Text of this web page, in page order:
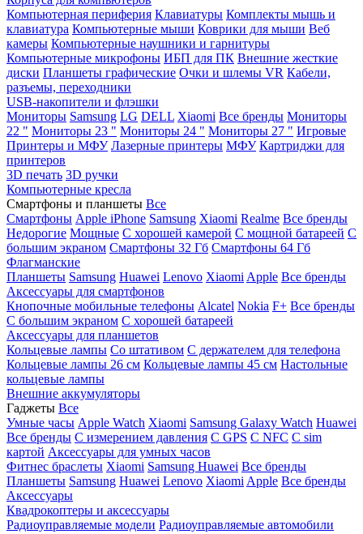
Компьютерная периферия Клавиатуры Комплекты мышь и
клавиатура Компьютерные мыши Коврики для мыши Веб
камеры Компьютерные наушники и гарнитуры
Компьютерные микрофоны ИБП для ПК Внешние жесткие
диски Планшеты графические Очки и шлемы VR Кабели,
разъемы, переходники
USB-накопители и флэшки
Мониторы Samsung LG DELL Xiaomi Все бренды Мониторы
22 " Мониторы 23 " Мониторы 24 " Мониторы 27 " Игровые
Принтеры и МФУ Лазерные принтеры МФУ Картриджи для
принтеров
3D печать 3D ручки
Компьютерные кресла
Смартфоны и планшеты Все
Смартфоны Apple iPhone Samsung Xiaomi Realme Все бренды
Недорогие Мощные С хорошей камерой С мощной батареей С
большим экраном Смартфоны 32 Гб Смартфоны 64 Гб
Флагманские
Планшеты Samsung Huawei Lenovo Xiaomi Apple Все бренды
Аксессуары для смартфонов
Кнопочные мобильные телефоны Alcatel Nokia F+ Все бренды
С большим экраном С хорошей батареей
Аксессуары для планшетов
Кольцевые лампы Со штативом C держателем для телефона
Кольцевые лампы 26 см Кольцевые лампы 45 см Настольные
кольцевые лампы
Внешние аккумуляторы
Гаджеты Все
Умные часы Apple Watch Xiaomi Samsung Galaxy Watch Huawei
Все бренды C измерением давления C GPS C NFC C sim
картой Аксессуары для умных часов
Фитнес браслеты Xiaomi Samsung Huawei Все бренды
Планшеты Samsung Huawei Lenovo Xiaomi Apple Все бренды
Аксессуары
Квадрокоптеры и аксессуары
Радиоуправляемые модели Радиоуправляемые автомобили